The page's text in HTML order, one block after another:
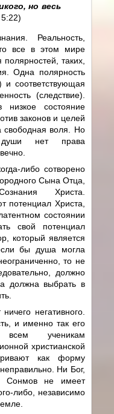
но весь
Реальность,
все в этом мире
таких,
Одна полярность
и соответствующая
(следствие).
состояние
законов и целей
свободная воля. Но
души нет права
либо сотворено
Сына Отца,
Христа.
потенциал Христа,
состоянии
свой потенциал
который является
бы душа могла
то не
должно
должна выбрать в
негативного.
и именно так его
всем ученикам
христианской
как форму
Ни Бог,
Сонмов не имеет
либо, независимо